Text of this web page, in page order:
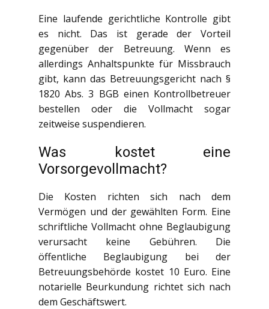
Eine laufende gerichtliche Kontrolle gibt
es nicht. Das ist gerade der Vorteil
gegenüber der Betreuung. Wenn es
allerdings Anhaltspunkte für Missbrauch
gibt, kann das Betreuungsgericht nach §
1820 Abs. 3 BGB einen Kontrollbetreuer
bestellen oder die Vollmacht sogar
zeitweise suspendieren.
Was kostet eine
Vorsorgevollmacht?
Die Kosten richten sich nach dem
Vermögen und der gewählten Form. Eine
schriftliche Vollmacht ohne Beglaubigung
verursacht keine Gebühren. Die
öffentliche Beglaubigung bei der
Betreuungsbehörde kostet 10 Euro. Eine
notarielle Beurkundung richtet sich nach
dem Geschäftswert.